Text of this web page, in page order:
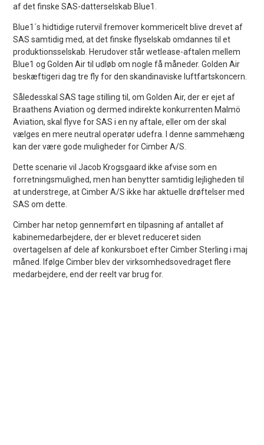
af det finske SAS-datterselskab Blue1.
Blue1´s hidtidige rutervil fremover kommericelt blive drevet af
SAS samtidig med, at det finske flyselskab omdannes til et
produktionsselskab. Herudover står wetlease-aftalen mellem
Blue1 og Golden Air til udløb om nogle få måneder. Golden Air
beskæftigeri dag tre fly for den skandinaviske luftfartskoncern.
Såledesskal SAS tage stilling til, om Golden Air, der er ejet af
Braathens Aviation og dermed indirekte konkurrenten Malmö
Aviation, skal flyve for SAS i en ny aftale, eller om der skal
vælges en mere neutral operatør udefra. I denne sammehæng
kan der være gode muligheder for Cimber A/S.
Dette scenarie vil Jacob Krogsgaard ikke afvise som en
forretningsmulighed, men han benytter samtidig lejligheden til
at understrege, at Cimber A/S ikke har aktuelle drøftelser med
SAS om dette.
Cimber har netop gennemført en tilpasning af antallet af
kabinemedarbejdere, der er blevet reduceret siden
overtagelsen af dele af konkursboet efter Cimber Sterling i maj
måned. Ifølge Cimber blev der virksomhedsovedraget flere
medarbejdere, end der reelt var brug for.